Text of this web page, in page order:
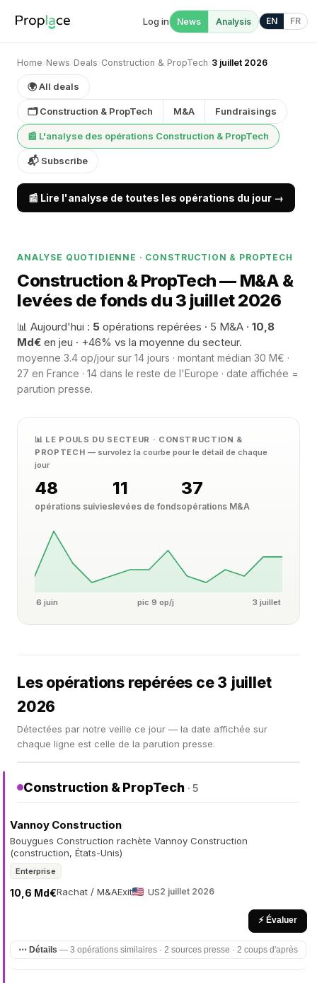
Log in News Analysis EN FR
Home› News› Deals› Construction & PropTech› 3 juillet 2026
🌍 All deals
🗂 Construction & PropTech M&A Fundraisings
📰 L'analyse des opérations Construction & PropTech
📬 Subscribe
📰 Lire l'analyse de toutes les opérations du jour →
ANALYSE QUOTIDIENNE · CONSTRUCTION & PROPTECH
Construction & PropTech — M&A &
levées de fonds du 3 juillet 2026
📊 Aujourd'hui : 5 opérations repérées · 5 M&A · 10,8
Md€ en jeu · +46% vs la moyenne du secteur.
moyenne 3.4 op/jour sur 14 jours · montant médian 30 M€ ·
27 en France · 14 dans le reste de l'Europe · date affichée =
parution presse.
📊 LE POULS DU SECTEUR · CONSTRUCTION &
PROPTECH — survolez la courbe pour le détail de chaque
jour
48
opérations suivies
11
levées de fonds
37
opérations M&A
6 juin pic 9 op/j 3 juillet
Les opérations repérées ce 3 juillet
2026
Détectées par notre veille ce jour — la date affichée sur
chaque ligne est celle de la parution presse.
Construction & PropTech · 5
Vannoy Construction
Bouygues Construction rachète Vannoy Construction
(construction, États-Unis)
Enterprise
Rachat / M&A
10,6 Md€ Exit US2 juillet 2026
⚡ Évaluer
⋯ Détails — 3 opérations similaires · 2 sources presse · 2 coups d'après